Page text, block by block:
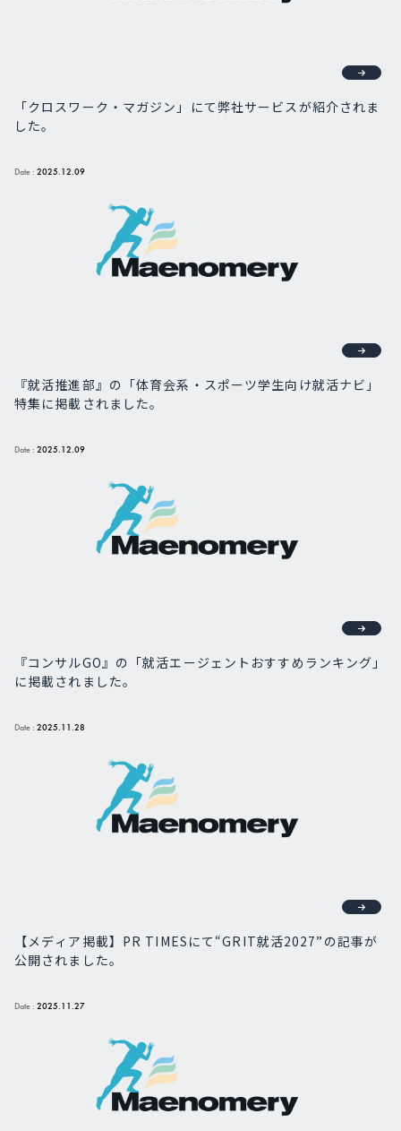
「クロスワーク・マガジン」にて弊社サービスが紹介されま
した。
Date : 2025.12.09
『就活推進部』の「体育会系・スポーツ学生向け就活ナビ」
特集に掲載されました。
Date : 2025.12.09
『コンサルGO』の「就活エージェントおすすめランキング」
に掲載されました。
Date : 2025.11.28
【メディア掲載】PR TIMESにて“GRIT就活2027”の記事が
公開されました。
Date : 2025.11.27